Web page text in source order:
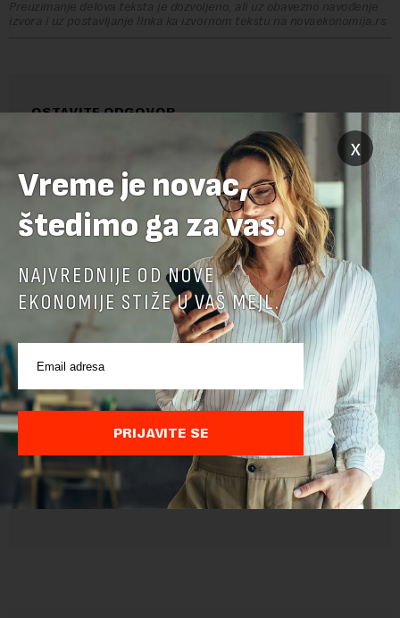
Preuzimanje delova teksta je dozvoljeno, ali uz obavezno navođenje
izvora i uz postavljanje linka ka izvornom tekstu na novaekonomija.rs
OSTAVITE ODGOVOR
Pre slanja komentara, molimo vas da se upoznate sa
pravilima komentarisanja i pravilima korišćenja sajta.
Google Politika
Privatnosti
Google Uslovi Korišćenja su primenjeni.
x
Vreme je novac,
štedimo ga za vas.
NAJVREDNIJE OD NOVE
EKONOMIJE STIŽE U VAŠ MEJL.
PRIJAVITE SE